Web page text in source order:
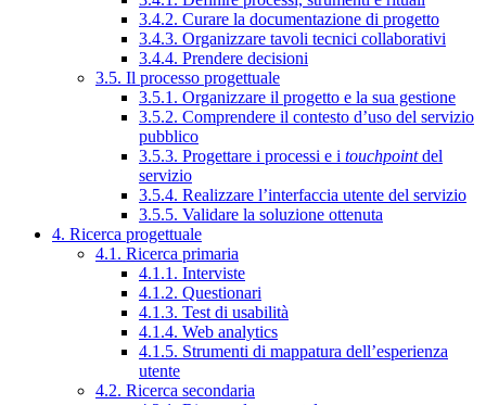
3.4.2. Curare la documentazione di progetto
3.4.3. Organizzare tavoli tecnici collaborativi
3.4.4. Prendere decisioni
3.5. Il processo progettuale
3.5.1. Organizzare il progetto e la sua gestione
3.5.2. Comprendere il contesto d’uso del servizio
pubblico
3.5.3. Progettare i processi e i touchpointdel
servizio
3.5.4. Realizzare l’interfaccia utente del servizio
3.5.5. Validare la soluzione ottenuta
4. Ricerca progettuale
4.1. Ricerca primaria
4.1.1. Interviste
4.1.2. Questionari
4.1.3. Test di usabilità
4.1.4. Web analytics
4.1.5. Strumenti di mappatura dell’esperienza
utente
4.2. Ricerca secondaria